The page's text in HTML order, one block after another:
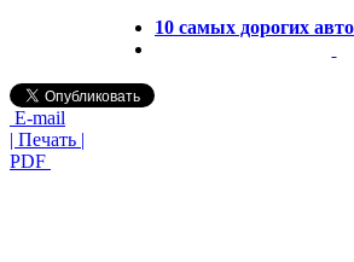
10 самых дорогих
E-mail
| Печать |
PDF